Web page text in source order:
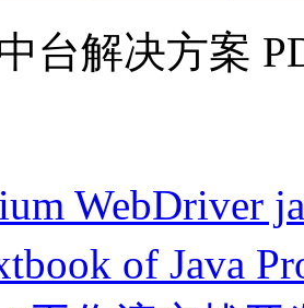
台解决方案
WebDriver
of Java